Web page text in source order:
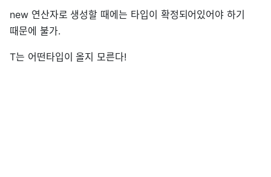
new 연산자로 생성할 때에는 타입이 확정되어있어야 하기
때문에 불가.
T는 어떤타입이 올지 모른다!